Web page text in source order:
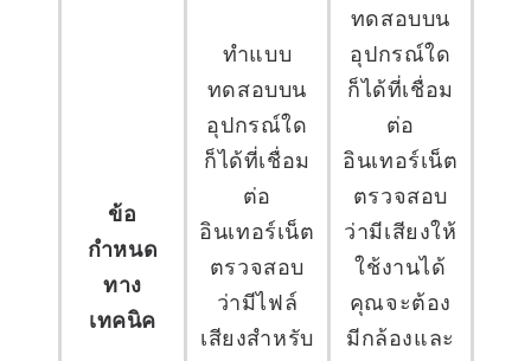
ข้อ
กำหนด
ทาง
เทคนิค
ทำแบบ
ทดสอบบน
อุปกรณ์ใด
ก็ได้ที่เชื่อม
ต่อ
อินเทอร์เน็ต
ตรวจสอบ
ว่ามีไฟล์
เสียงสำหรับ
ทดสอบบน
อุปกรณ์ใด
ก็ได้ที่เชื่อม
ต่อ
อินเทอร์เน็ต
ตรวจสอบ
ว่ามีเสียงให้
ใช้งานได้
คุณจะต้อง
มีกล้องและ